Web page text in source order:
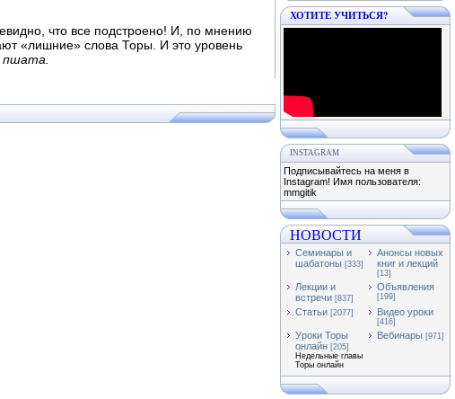
что все подстроено! И, по мнению
«лишние» слова Торы. И это уровень
пшата.
ХОТИТЕ УЧИТЬСЯ?
INSTAGRAM
Подписывайтесь на меня в
Instagram! Имя пользователя:
mmgitik
НОВОСТИ
Семинары и
шабатоны [333]
Анонсы новых
книг и лекций
[13]
Лекции и
встречи [837]
Объявления
[199]
Статьи [2077] Видео уроки
[416]
Уроки Торы
онлайн [205]
Недельные главы
Торы онлайн
Вебинары [971]